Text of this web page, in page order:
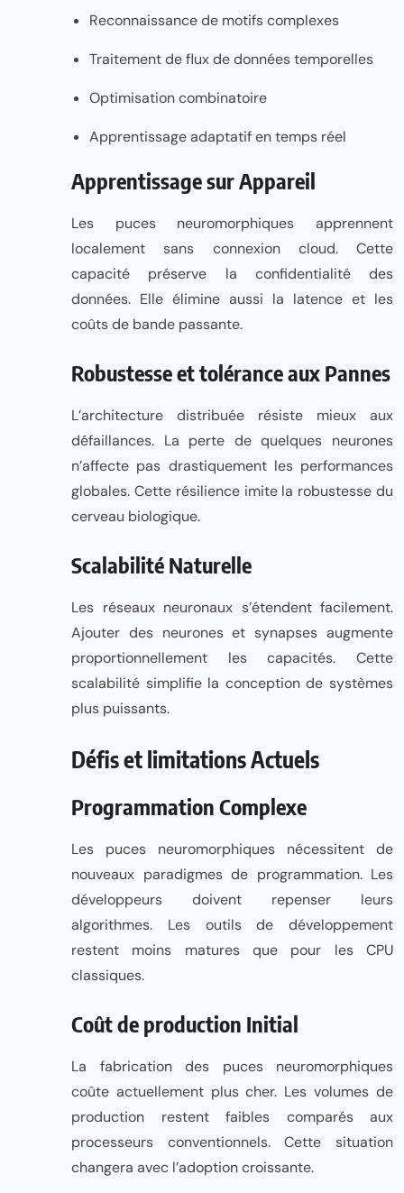
Reconnaissance de motifs complexes
Traitement de flux de données temporelles
Optimisation combinatoire
Apprentissage adaptatif en temps réel
Apprentissage sur Appareil
Les puces neuromorphiques apprennent
localement sans connexion cloud. Cette
capacité préserve la confidentialité des
données. Elle élimine aussi la latence et les
coûts de bande passante.
Robustesse et tolérance aux Pannes
L’architecture distribuée résiste mieux aux
défaillances. La perte de quelques neurones
n’affecte pas drastiquement les performances
globales. Cette résilience imite la robustesse du
cerveau biologique.
Scalabilité Naturelle
Les réseaux neuronaux s’étendent facilement.
Ajouter des neurones et synapses augmente
proportionnellement les capacités. Cette
scalabilité simplifie la conception de systèmes
plus puissants.
Défis et limitations Actuels
Programmation Complexe
Les puces neuromorphiques nécessitent de
nouveaux paradigmes de programmation. Les
développeurs doivent repenser leurs
algorithmes. Les outils de développement
restent moins matures que pour les CPU
classiques.
Coût de production Initial
La fabrication des puces neuromorphiques
coûte actuellement plus cher. Les volumes de
production restent faibles comparés aux
processeurs conventionnels. Cette situation
changera avec l’adoption croissante.